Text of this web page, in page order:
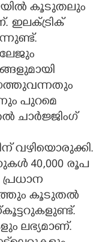
കൂടുതലും
പുറമെ
ചാർജ്ജിംഗ്
വഴിയൊരുക്കി.
40,​000 രൂപ
കൂടുതൽ
ലഭ്യമാണ്.